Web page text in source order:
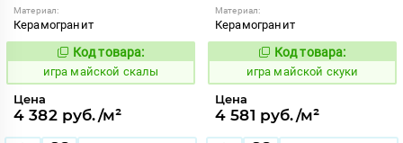
Материал:
Керамогранит
553341
Код товара:
игра майской скалы
Цена
4 382 руб./м²
Материал:
Керамогранит
553344
Код товара:
игра майской скуки
Цена
4 581 руб./м²